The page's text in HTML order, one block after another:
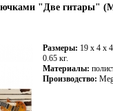
"Две гитары"
Размеры: 19 x 4 x
0.65 кг.
Материалы:
Производство: